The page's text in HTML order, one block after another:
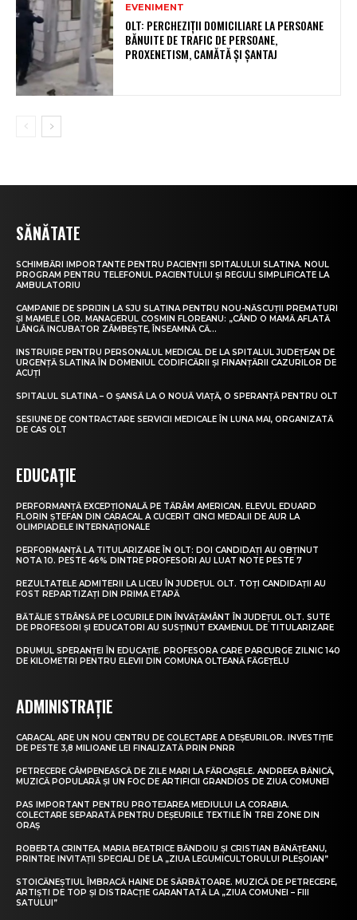
EVENIMENT
OLT: PERCHEZIŢII DOMICILIARE LA PERSOANE
BĂNUITE DE TRAFIC DE PERSOANE,
PROXENETISM, CAMĂTĂ ŞI ŞANTAJ
SĂNĂTATE
SCHIMBĂRI IMPORTANTE PENTRU PACIENȚII SPITALULUI SLATINA. NOUL
PROGRAM PENTRU TELEFONUL PACIENTULUI ȘI REGULI SIMPLIFICATE LA
AMBULATORIU
CAMPANIE DE SPRIJIN LA SJU SLATINA PENTRU NOU-NĂSCUȚII PREMATURI
ȘI MAMELE LOR. MANAGERUL COSMIN FLOREANU: „CÂND O MAMĂ AFLATĂ
LÂNGĂ INCUBATOR ZÂMBEȘTE, ÎNSEAMNĂ CĂ...
INSTRUIRE PENTRU PERSONALUL MEDICAL DE LA SPITALUL JUDEȚEAN DE
URGENȚĂ SLATINA ÎN DOMENIUL CODIFICĂRII ȘI FINANȚĂRII CAZURILOR DE
ACUȚI
SPITALUL SLATINA – O ȘANSĂ LA O NOUĂ VIAȚĂ, O SPERANȚĂ PENTRU OLT
SESIUNE DE CONTRACTARE SERVICII MEDICALE ÎN LUNA MAI, ORGANIZATĂ
DE CAS OLT
EDUCAȚIE
PERFORMANȚĂ EXCEPȚIONALĂ PE TĂRÂM AMERICAN. ELEVUL EDUARD
FLORIN ȘTEFAN DIN CARACAL A CUCERIT CINCI MEDALII DE AUR LA
OLIMPIADELE INTERNAȚIONALE
PERFORMANȚĂ LA TITULARIZARE ÎN OLT: DOI CANDIDAȚI AU OBȚINUT
NOTA 10. PESTE 46% DINTRE PROFESORI AU LUAT NOTE PESTE 7
REZULTATELE ADMITERII LA LICEU ÎN JUDEȚUL OLT. TOȚI CANDIDAȚII AU
FOST REPARTIZAȚI DIN PRIMA ETAPĂ
BĂTĂLIE STRÂNSĂ PE LOCURILE DIN ÎNVĂȚĂMÂNT ÎN JUDEȚUL OLT. SUTE
DE PROFESORI ȘI EDUCATORI AU SUSȚINUT EXAMENUL DE TITULARIZARE
DRUMUL SPERANȚEI ÎN EDUCAȚIE. PROFESORA CARE PARCURGE ZILNIC 140
DE KILOMETRI PENTRU ELEVII DIN COMUNA OLTEANĂ FĂGEȚELU
ADMINISTRAȚIE
CARACAL ARE UN NOU CENTRU DE COLECTARE A DEȘEURILOR. INVESTIȚIE
DE PESTE 3,8 MILIOANE LEI FINALIZATĂ PRIN PNRR
PETRECERE CÂMPENEASCĂ DE ZILE MARI LA FĂRCAȘELE. ANDREEA BĂNICĂ,
MUZICĂ POPULARĂ ȘI UN FOC DE ARTIFICII GRANDIOS DE ZIUA COMUNEI
PAS IMPORTANT PENTRU PROTEJAREA MEDIULUI LA CORABIA.
COLECTARE SEPARATĂ PENTRU DEȘEURILE TEXTILE ÎN TREI ZONE DIN
ORAȘ
ROBERTA CRINTEA, MARIA BEATRICE BĂNDOIU ȘI CRISTIAN BĂNĂȚEANU,
PRINTRE INVITAȚII SPECIALI DE LA „ZIUA LEGUMICULTORULUI PLEȘOIAN”
STOICĂNEȘTIUL ÎMBRACĂ HAINE DE SĂRBĂTOARE. MUZICĂ DE PETRECERE,
ARTIȘTI DE TOP ȘI DISTRACȚIE GARANTATĂ LA „ZIUA COMUNEI – FIII
SATULUI”